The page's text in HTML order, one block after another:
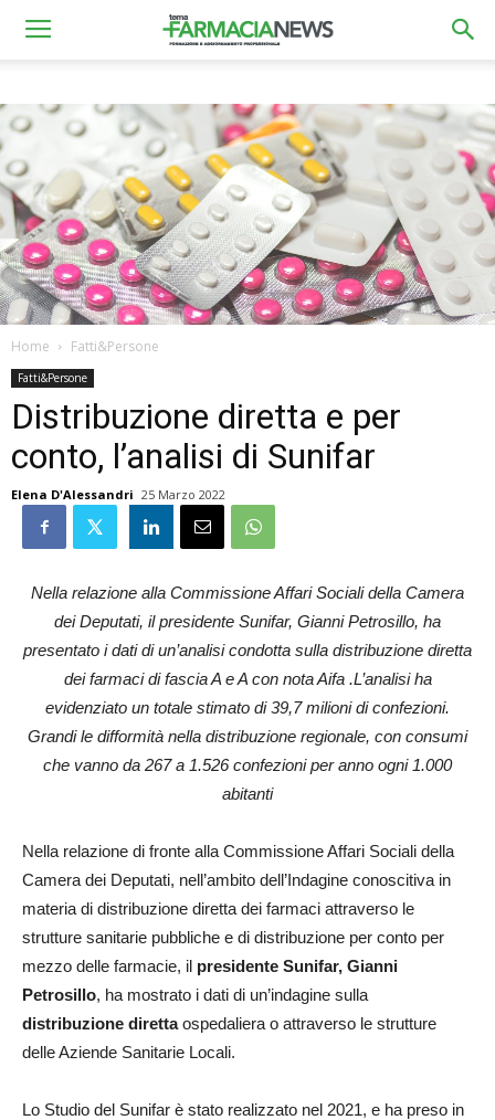
Home Fatti&Persone
Fatti&Persone
Distribuzione diretta e per
conto, l’analisi di Sunifar
Elena D'Alessandri 25 Marzo 2022
Nella relazione alla Commissione Affari Sociali della Camera
dei Deputati, il presidente Sunifar, Gianni Petrosillo, ha
presentato i dati di un’analisi condotta sulla distribuzione diretta
dei farmaci di fascia A e A con nota Aifa .L’analisi ha
evidenziato un totale stimato di 39,7 milioni di confezioni.
Grandi le difformità nella distribuzione regionale, con consumi
che vanno da 267 a 1.526 confezioni per anno ogni 1.000
abitanti
Nella relazione di fronte alla Commissione Affari Sociali della
Camera dei Deputati, nell’ambito dell’Indagine conoscitiva in
materia di distribuzione diretta dei farmaci attraverso le
strutture sanitarie pubbliche e di distribuzione per conto per
mezzo delle farmacie, il presidente Sunifar, Gianni
Petrosillo, ha mostrato i dati di un’indagine sulla
distribuzione direttaospedaliera o attraverso le strutture
delle Aziende Sanitarie Locali.
Lo Studio del Sunifar è stato realizzato nel 2021, e ha preso in